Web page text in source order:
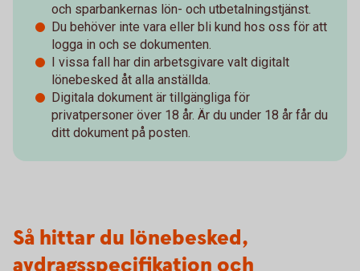
och sparbankernas lön- och utbetalningstjänst.
Du behöver inte vara eller bli kund hos oss för att
logga in och se dokumenten.
I vissa fall har din arbetsgivare valt digitalt
lönebesked åt alla anställda.
Digitala dokument är tillgängliga för
privatpersoner över 18 år. Är du under 18 år får du
ditt dokument på posten.
Så hittar du lönebesked,